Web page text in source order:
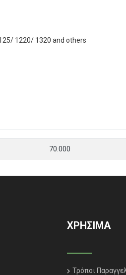
1220/ 1320 and others
70.000
ΧΡΗΣΙΜΑ
Τρόποι